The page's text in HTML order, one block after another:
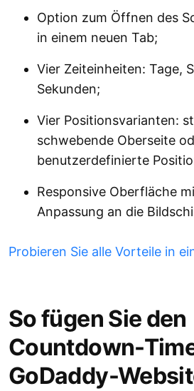
Option zum Öffnen des
in einem neuen Tab;
Vier Zeiteinheiten: Tage,
Sekunden;
Vier Positionsvarianten:
schwebende Oberseite
benutzerdefinierte
Responsive Oberfläche
Anpassung an die
Probieren Sie alle Vorteile in
So fügen Sie den
Countdown-
GoDaddy-